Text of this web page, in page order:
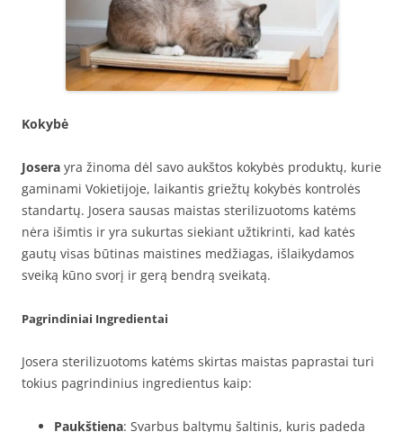
Kokybė
Josera yra žinoma dėl savo aukštos kokybės produktų, kurie
gaminami Vokietijoje, laikantis griežtų kokybės kontrolės
standartų. Josera sausas maistas sterilizuotoms katėms
nėra išimtis ir yra sukurtas siekiant užtikrinti, kad katės
gautų visas būtinas maistines medžiagas, išlaikydamos
sveiką kūno svorį ir gerą bendrą sveikatą.
Pagrindiniai Ingredientai
Josera sterilizuotoms katėms skirtas maistas paprastai turi
tokius pagrindinius ingredientus kaip:
Paukštiena: Svarbus baltymų šaltinis, kuris padeda